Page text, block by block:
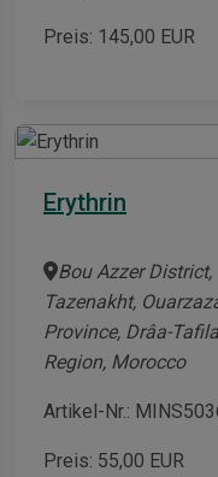
Preis: 145,00 EUR
Erythrin
Bou Azzer District,
Tazenakht,
Province, Drâa-
Region, Morocco
Artikel-Nr.:
Preis: 55,00 EUR